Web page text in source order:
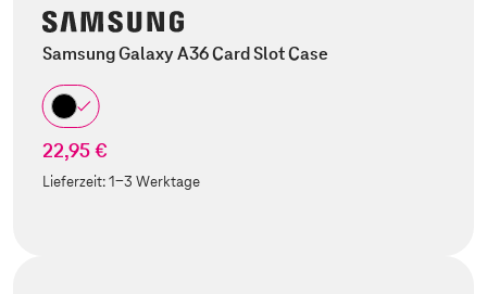
Samsung Galaxy A36 Card Slot Case
22,95 €
Lieferzeit:1-3 Werktage